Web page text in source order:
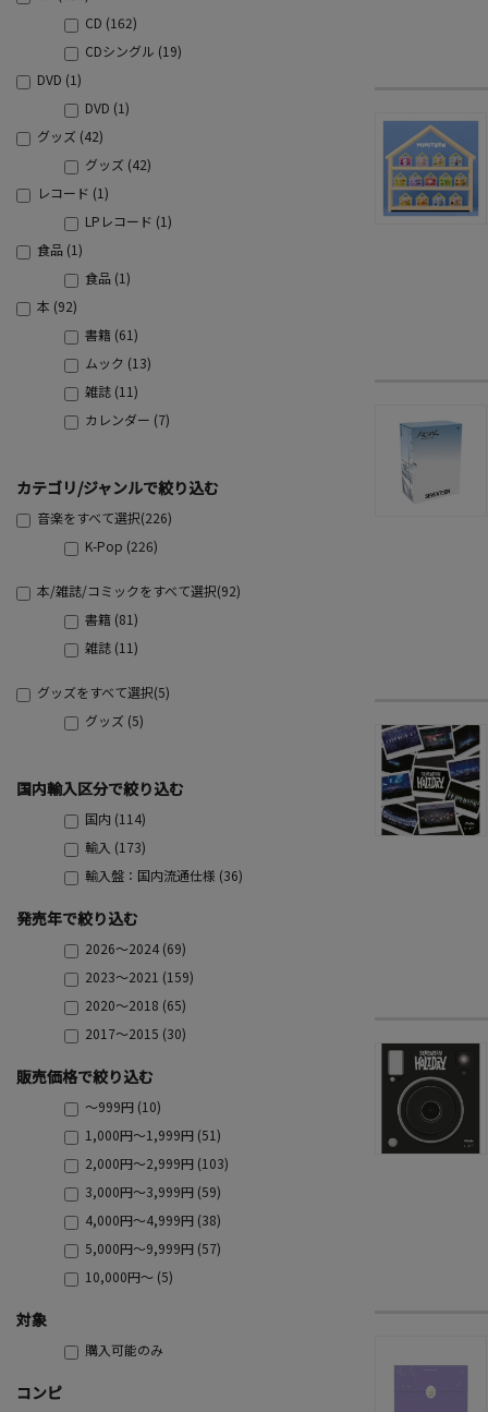
CD (162)
CDシングル (19)
DVD (1)
DVD (1)
グッズ (42)
グッズ (42)
レコード (1)
LPレコード (1)
食品 (1)
食品 (1)
本 (92)
書籍 (61)
ムック (13)
雑誌 (11)
カレンダー (7)
カテゴリ/ジャンルで絞り込む
音楽をすべて選択(226)
K-Pop (226)
本/雑誌/コミックをすべて選択(92)
書籍 (81)
雑誌 (11)
グッズをすべて選択(5)
グッズ (5)
国内輸入区分で絞り込む
国内 (114)
輸入 (173)
輸入盤：国内流通仕様 (36)
発売年で絞り込む
2026～2024 (69)
2023～2021 (159)
2020～2018 (65)
2017～2015 (30)
販売価格で絞り込む
～999円 (10)
1,000円～1,999円 (51)
2,000円～2,999円 (103)
3,000円～3,999円 (59)
4,000円～4,999円 (38)
5,000円～9,999円 (57)
10,000円～ (5)
対象
購入可能のみ
コンピ